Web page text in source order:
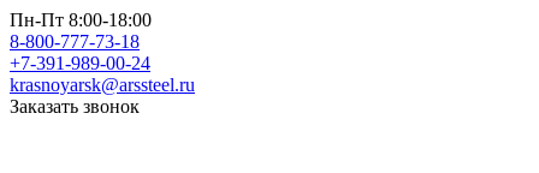
Пн-Пт 8:00-18:00
8-800-777-73-18
+7-391-989-00-24
krasnoyarsk@arssteel.ru
Заказать звонок